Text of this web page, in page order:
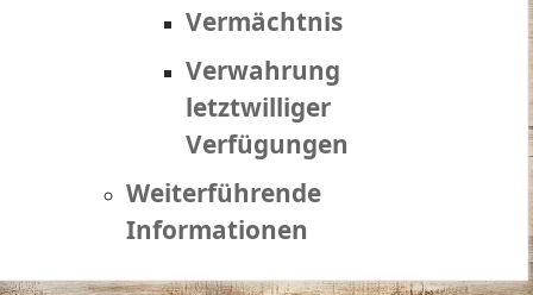
Vermächtnis
Verwahrung
letztwilliger
Verfügungen
Weiterführende
Informationen